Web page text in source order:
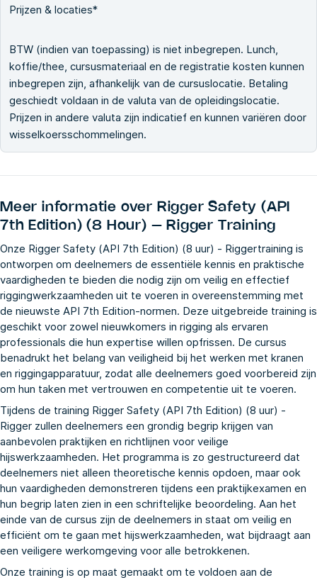
Prijzen & locaties*
BTW (indien van toepassing) is niet inbegrepen. Lunch,
koffie/thee, cursusmateriaal en de registratie kosten kunnen
inbegrepen zijn, afhankelijk van de cursuslocatie. Betaling
geschiedt voldaan in de valuta van de opleidingslocatie.
Prijzen in andere valuta zijn indicatief en kunnen variëren door
wisselkoersschommelingen.
Meer informatie over Rigger Safety (API
7th Edition) (8 Hour) – Rigger Training
Onze Rigger Safety (API 7th Edition) (8 uur) - Riggertraining is
ontworpen om deelnemers de essentiële kennis en praktische
vaardigheden te bieden die nodig zijn om veilig en effectief
riggingwerkzaamheden uit te voeren in overeenstemming met
de nieuwste API 7th Edition-normen. Deze uitgebreide training is
geschikt voor zowel nieuwkomers in rigging als ervaren
professionals die hun expertise willen opfrissen. De cursus
benadrukt het belang van veiligheid bij het werken met kranen
en riggingapparatuur, zodat alle deelnemers goed voorbereid zijn
om hun taken met vertrouwen en competentie uit te voeren.
Tijdens de training Rigger Safety (API 7th Edition) (8 uur) -
Rigger zullen deelnemers een grondig begrip krijgen van
aanbevolen praktijken en richtlijnen voor veilige
hijswerkzaamheden. Het programma is zo gestructureerd dat
deelnemers niet alleen theoretische kennis opdoen, maar ook
hun vaardigheden demonstreren tijdens een praktijkexamen en
hun begrip laten zien in een schriftelijke beoordeling. Aan het
einde van de cursus zijn de deelnemers in staat om veilig en
efficiënt om te gaan met hijswerkzaamheden, wat bijdraagt aan
een veiligere werkomgeving voor alle betrokkenen.
Onze training is op maat gemaakt om te voldoen aan de